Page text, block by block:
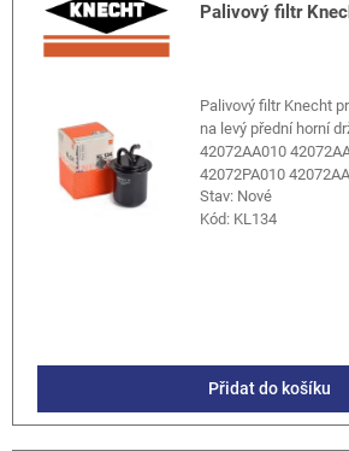
Palivový filtr
Palivový filtr Knecht
na levý přední horní
42072AA010
42072PA010
Stav: Nové
Kód: KL134
Přidat do košíku